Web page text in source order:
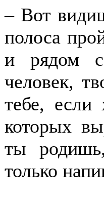
– Вот
полоса
и рядом с
человек,
тебе,
которых
ты
только